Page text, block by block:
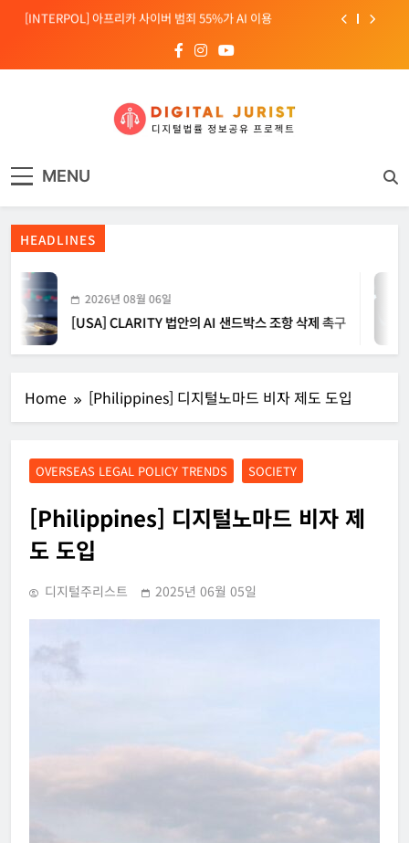
Skip[소청백의 노동&사람] 삼성SDS 노동조합 설립을 바라보며
[전문가 칼럼] “USB 하나로 수십억이 빠져나간다”
[INTERPOL] 아프리카 사이버 범죄 55%가 AI 이용
[소청백의 노동&사람] 삼성SDS 노동조합 설립을 바라보며
MENU
HEADLINES
2026년 08월 06일
[USA] CLARITY 법안의 AI 샌드박스 조항 삭제 촉구
Home [Philippines] 디지털노마드 비자 제도 도입
OVERSEAS LEGAL POLICY TRENDS SOCIETY
[Philippines] 디지털노마드 비자 제
도 도입
디지털주리스트 2025년 06월 05일